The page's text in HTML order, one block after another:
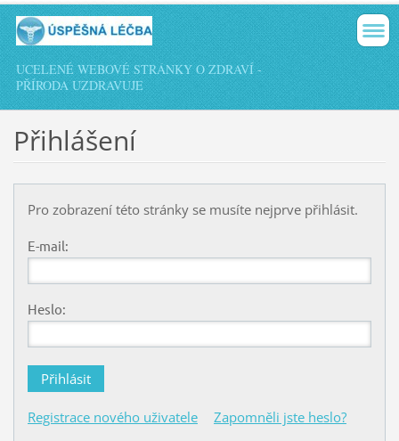
UCELENÉ WEBOVÉ STRÁNKY O ZDRAVÍ -
PŘÍRODA UZDRAVUJE
Přihlášení
Pro zobrazení této stránky se musíte nejprve přihlásit.
E-mail:
Heslo:
Registrace nového uživatele Zapomněli jste heslo?